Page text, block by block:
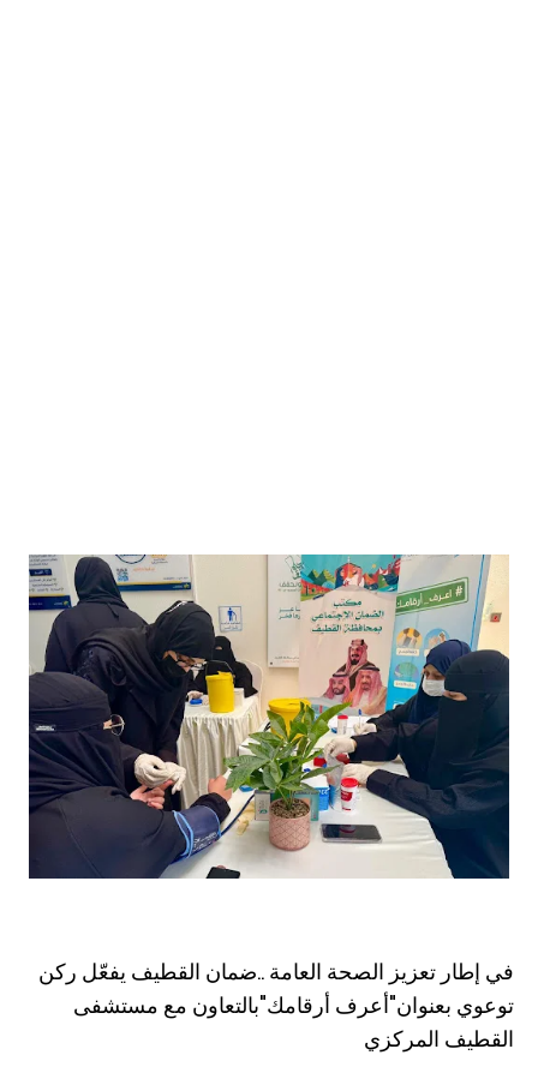
في إطار تعزيز الصحة العامة ..ضمان القطيف يفعّل ركن
توعوي بعنوان"أعرف أرقامك"بالتعاون مع مستشفى
القطيف المركزي